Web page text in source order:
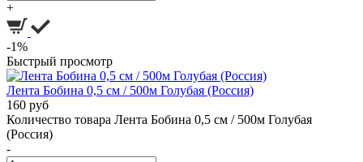
+
-1%
Быстрый просмотр
Лента Бобина 0,5 см / 500м Голубая (Россия)
160 руб
Количество товара Лента Бобина 0,5 см / 500м Голубая
(Россия)
-